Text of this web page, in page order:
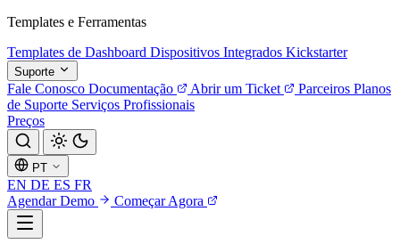
Templates e Ferramentas
Templates de Dashboard Dispositivos Integrados Kickstarter
Suporte
Fale Conosco Documentação Abrir um Ticket Parceiros Planos
de Suporte Serviços Profissionais
Preços
PT
EN DE ES FR
Agendar Demo
Começar Agora